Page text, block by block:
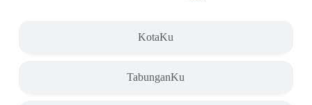
KotaKu
TabunganKu